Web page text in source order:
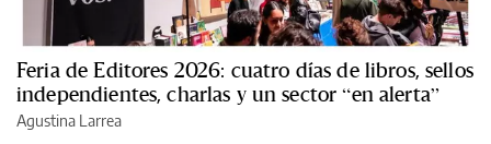
Feria de Editores 2026: cuatro días de libros, sellos
independientes, charlas y un sector “en alerta”
Agustina Larrea